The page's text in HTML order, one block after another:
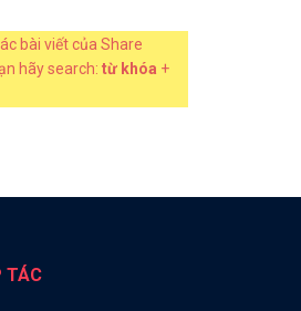
bài viết của Share
hãy search: từ khóa +
TÁC